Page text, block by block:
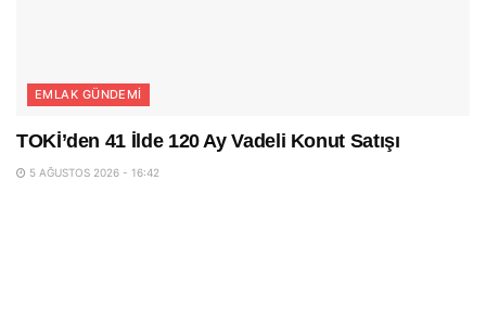
EMLAK GÜNDEMI
TOKİ’den 41 İlde 120 Ay Vadeli Konut Satışı
5 AĞUSTOS 2026 - 16:42